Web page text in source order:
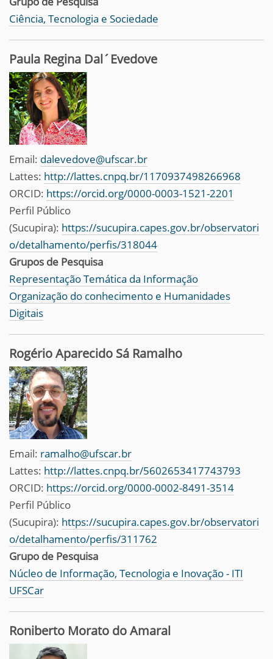
Ciência, Tecnologia e Sociedade
Paula Regina Dal´Evedove
Email: dalevedove@ufscar.br
Lattes: http://lattes.cnpq.br/1170937498266968
ORCID: https://orcid.org/0000-0003-1521-2201
Perfil Público
(Sucupira): https://sucupira.capes.gov.br/observatori
o/detalhamento/perfis/318044
Grupos de Pesquisa
Representação Temática da Informação
Organização do conhecimento e Humanidades
Digitais
Rogério Aparecido Sá Ramalho
Email: ramalho@ufscar.br
Lattes: http://lattes.cnpq.br/5602653417743793
ORCID: https://orcid.org/0000-0002-8491-3514
Perfil Público
(Sucupira): https://sucupira.capes.gov.br/observatori
o/detalhamento/perfis/311762
Grupo de Pesquisa
Núcleo de Informação, Tecnologia e Inovação - ITI
UFSCar
Roniberto Morato do Amaral